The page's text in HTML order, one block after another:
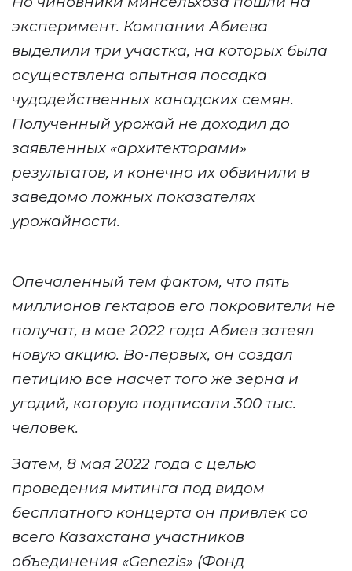
эксперимент. Компании Абиева
выделили три участка, на которых была
осуществлена опытная посадка
чудодейственных канадских семян.
Полученный урожай недоходил до
заявленных «архитекторами»
результатов, и конечно их обвинили в
заведомо ложных показателях
урожайности.
Опечаленный тем фактом, что пять
миллионов гектаров его покровители не
получат, в мае 2022 годаАбиев затеял
новую акцию. Во-первых, он создал
петицию все насчет того же зерна и
угодий, которую подписали300 тыс.
человек.
Затем, 8 мая 2022 года с целью
проведения митинга под видом
бесплатного концерта он привлек со
всего Казахстана участников
объединения «Genezis» (Фонд